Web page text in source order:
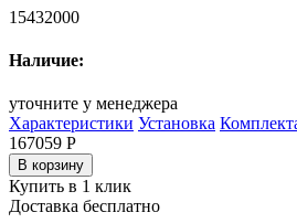
15432000
Наличие:
уточните у менеджера
Характеристики Установка
167059 Р
В корзину
Купить в 1 клик
Доставка бесплатно